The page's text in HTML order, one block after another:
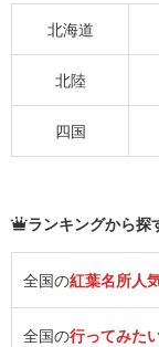
北海道
北陸
四国
ランキングから探
全国の紅葉名所人
全国の行ってみた